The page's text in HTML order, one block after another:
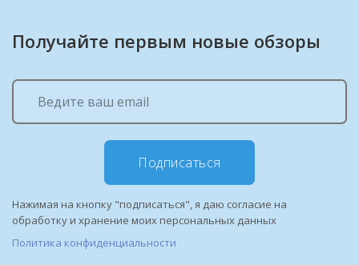
Получайте первым новые обзоры
Подписаться
Нажимая на кнопку "подписаться", я даю согласие на
обработку и хранение моих персональных данных
Политика конфиденциальности